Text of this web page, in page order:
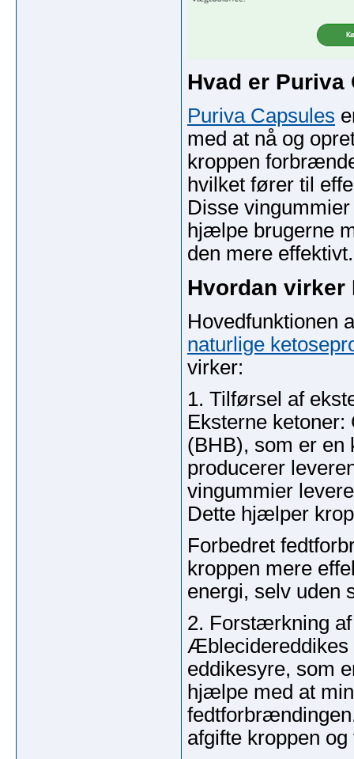
Hvad er Puriva
Puriva Capsules
med at nå og
kroppen
hvilket fører til
Disse
hjælpe brugerne
den mere effektivt.
Hvordan virker
Hovedfunktionen
naturlige
virker:
1. Tilførsel af
Eksterne
(BHB), som er en
producerer
vingummier
Dette hjælper
Forbedret
kroppen mere
energi, selv uden
2. Forstærkning
Æblecidereddikes
eddikesyre, som
hjælpe med at
afgifte kroppen